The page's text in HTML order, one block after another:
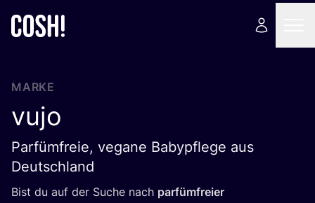
MARKE
vujo
Parfümfreie, vegane Babypflege aus
Deutschland
Bist du auf der Suche nach par­füm­frei­er